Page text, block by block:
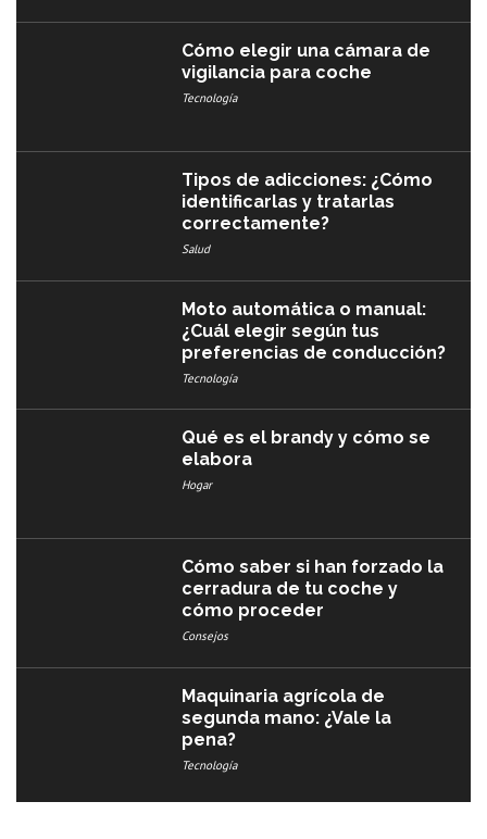
Cómo elegir una cámara de
vigilancia para coche
Tecnología
Tipos de adicciones: ¿Cómo
identificarlas y tratarlas
correctamente?
Salud
Moto automática o manual:
¿Cuál elegir según tus
preferencias de conducción?
Tecnología
Qué es el brandy y cómo se
elabora
Hogar
Cómo saber si han forzado la
cerradura de tu coche y
cómo proceder
Consejos
Maquinaria agrícola de
segunda mano: ¿Vale la
pena?
Tecnología